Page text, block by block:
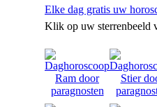
Elke dag gratis uw
Klik op uw sterrenbeeld